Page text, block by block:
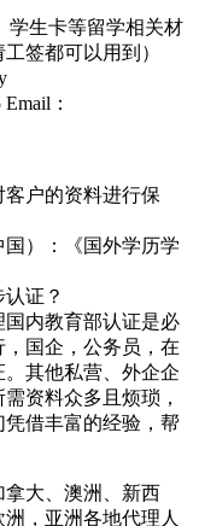
学生卡等留学相关材
签都可以用到）
：
户的资料进行保
）：《国外学历学
证？
内教育部认证是必
国企，公务员，在
其他私营、外企企
资料众多且烦琐，
借丰富的经验，帮
大、澳洲、新西
，亚洲各地代理人